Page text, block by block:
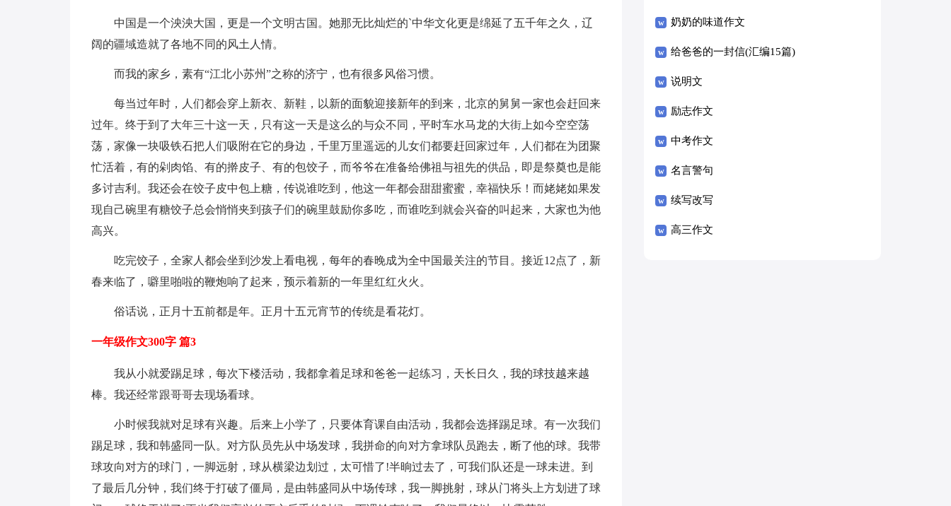
中国是一个泱泱大国，更是一个文明古国。她那无比灿烂的`中华文化更是绵延了五千年之久，辽
阔的疆域造就了各地不同的风土人情。
而我的家乡，素有“江北小苏州”之称的济宁，也有很多风俗习惯。
每当过年时，人们都会穿上新衣、新鞋，以新的面貌迎接新年的到来，北京的舅舅一家也会赶回来
过年。终于到了大年三十这一天，只有这一天是这么的与众不同，平时车水马龙的大街上如今空空荡
荡，家像一块吸铁石把人们吸附在它的身边，千里万里遥远的儿女们都要赶回家过年，人们都在为团聚
忙活着，有的剁肉馅、有的擀皮子、有的包饺子，而爷爷在准备给佛祖与祖先的供品，即是祭奠也是能
多讨吉利。我还会在饺子皮中包上糖，传说谁吃到，他这一年都会甜甜蜜蜜，幸福快乐！而姥姥如果发
现自己碗里有糖饺子总会悄悄夹到孩子们的碗里鼓励你多吃，而谁吃到就会兴奋的叫起来，大家也为他
高兴。
吃完饺子，全家人都会坐到沙发上看电视，每年的春晚成为全中国最关注的节目。接近12点了，新
春来临了，噼里啪啦的鞭炮响了起来，预示着新的一年里红红火火。
俗话说，正月十五前都是年。正月十五元宵节的传统是看花灯。
一年级作文300字 篇3
我从小就爱踢足球，每次下楼活动，我都拿着足球和爸爸一起练习，天长日久，我的球技越来越
棒。我还经常跟哥哥去现场看球。
小时候我就对足球有兴趣。后来上小学了，只要体育课自由活动，我都会选择踢足球。有一次我们
踢足球，我和韩盛同一队。对方队员先从中场发球，我拼命的向对方拿球队员跑去，断了他的球。我带
球攻向对方的球门，一脚远射，球从横梁边划过，太可惜了!半晌过去了，可我们队还是一球未进。到
了最后几分钟，我们终于打破了僵局，是由韩盛同从中场传球，我一脚挑射，球从门将头上方划进了球
奶奶的味道作文
给爸爸的一封信(汇编15篇)
说明文
励志作文
中考作文
名言警句
续写改写
高三作文